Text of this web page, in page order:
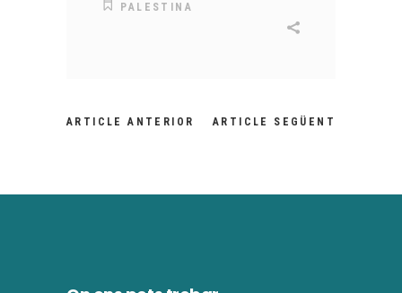
PALESTINA
ARTICLE ANTERIOR ARTICLE SEGÜENT